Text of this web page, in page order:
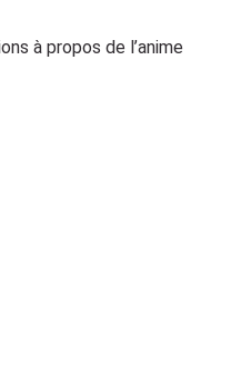
à propos de l’anime